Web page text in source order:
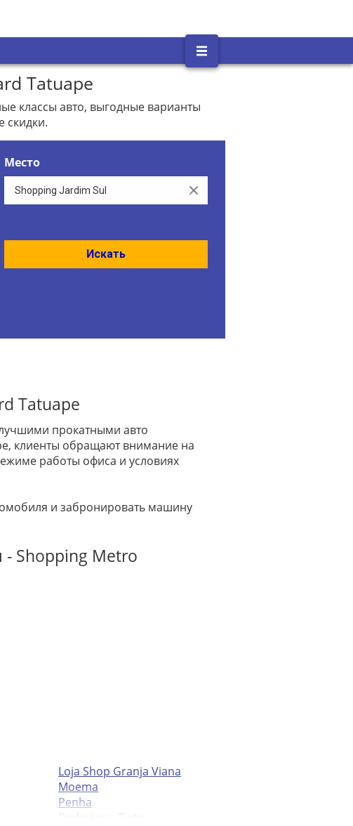
Tatuape
классы авто, выгодные варианты
скидки.
Место
Clear
Искать
Tatuape
прокатными авто
клиенты обращают внимание на
работы офиса и условиях
и забронировать машину
- Shopping Metro
Loja Shop Granja Viana
Moema
Penha
Rodoviaria Tiete